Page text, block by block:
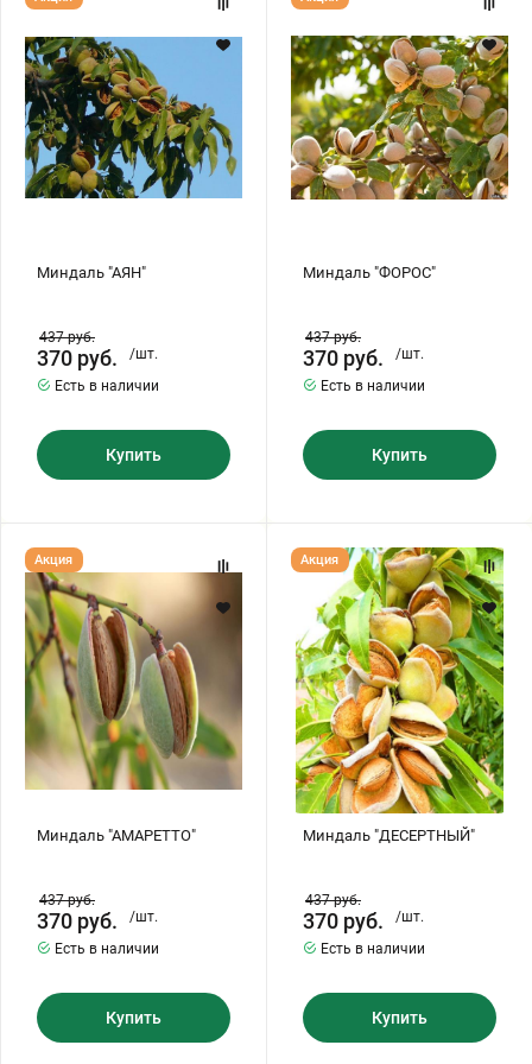
"АЯН"
Миндаль "АЯН"
437руб.
370 руб.
/шт.
Есть в наличии
Купить
"ФОРОС"
Миндаль "ФОРОС"
437руб.
370 руб.
/шт.
Есть в наличии
Купить
Миндаль
"АМАРЕТТО"
Миндаль "АМАРЕТТО"
Акция
437руб.
370 руб.
/шт.
Есть в наличии
Купить
Миндаль
"ДЕСЕРТНЫЙ"
Миндаль "ДЕСЕРТНЫЙ"
Акция
437руб.
370 руб.
/шт.
Есть в наличии
Купить